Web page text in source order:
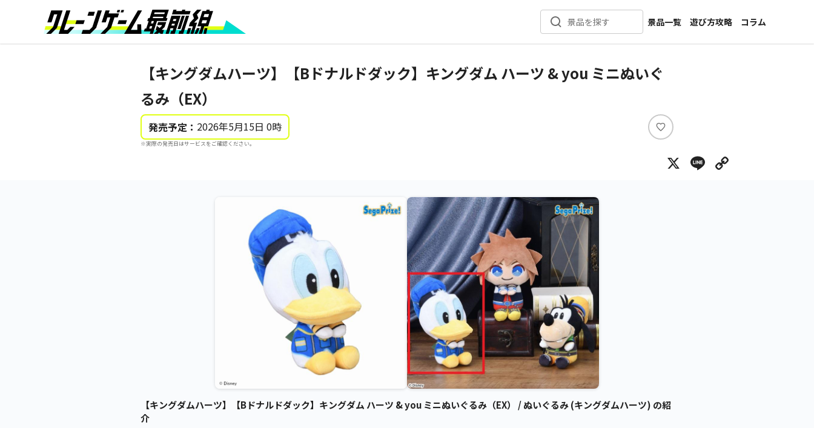
景品を探す
景品一覧
新着景品
カテゴリ一覧
遊び方攻略
コラム
インタビュー
【キングダムハーツ】【Bドナルドダック】キングダム ハーツ & you ミニぬいぐ
るみ（EX）
発売予定： 2026年5月15日 0時
※実際の発売日はサービスをご確認ください。
い
ね
X Line
【キングダムハーツ】【Bドナルドダック】キングダム ハーツ & you ミニぬいぐるみ（EX） / ぬいぐるみ (キングダムハーツ) の紹
介